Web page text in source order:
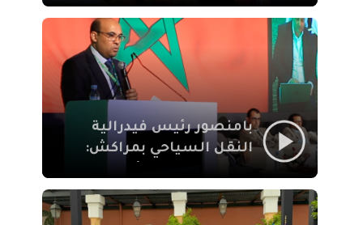
النقل السياحي لمواكبة
بامنصور رئيس فيدرالية
النقل السياحي بمراكش:
والاصلاح التشريعي
ركيزتان أساسيتان لكسب